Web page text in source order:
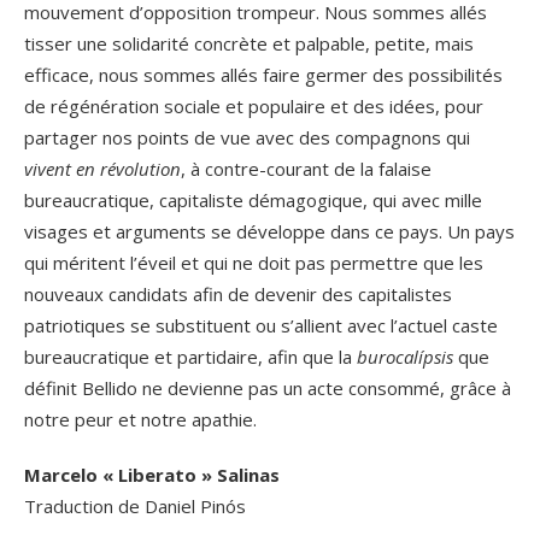
mouvement d’opposition trompeur. Nous sommes allés
tisser une solidarité concrète et palpable, petite, mais
efficace, nous sommes allés faire germer des possibilités
de régénération sociale et populaire et des idées, pour
partager nos points de vue avec des compagnons qui
vivent en révolution, à contre-courant de la falaise
bureaucratique, capitaliste démagogique, qui avec mille
visages et arguments se développe dans ce pays. Un pays
qui méritent l’éveil et qui ne doit pas permettre que les
nouveaux candidats afin de devenir des capitalistes
patriotiques se substituent ou s’allient avec l’actuel caste
bureaucratique et partidaire, afin que la burocalípsis que
définit Bellido ne devienne pas un acte consommé, grâce à
notre peur et notre apathie.
Marcelo « Liberato » Salinas
Traduction de Daniel Pinós